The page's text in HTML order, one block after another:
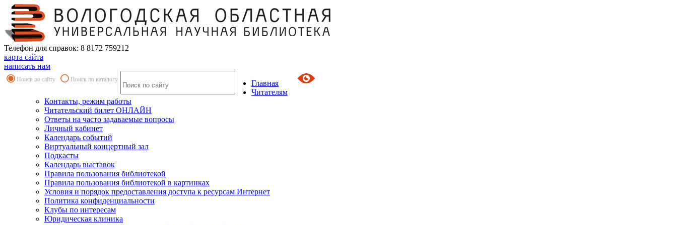
Телефон для справок: 8 8172 759212
карта сайта
написать нам
Поиск по сайту Поиск по каталогу
Главная
Читателям
Контакты, режим работы
Читательский билет ОНЛАЙН
Ответы на часто задаваемые вопросы
Личный кабинет
Календарь событий
Виртуальный концертный зал
Подкасты
Календарь выставок
Правила пользования библиотекой
Правила пользования библиотекой в картинках
Условия и порядок предоставления доступа к ресурсам Интернет
Политика конфиденциальности
Клубы по интересам
Юридическая клиника